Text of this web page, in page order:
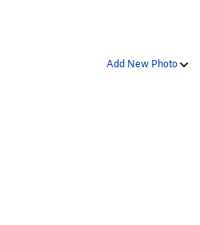
Add New Photo